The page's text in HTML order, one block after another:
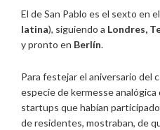
El de San Pablo es el sexto en
latina), siguiendo a Londres,
y pronto en Berlín.
Para festejar el aniversario del
especie de kermesse analógica
startups que habían
de residentes, mostraban, de